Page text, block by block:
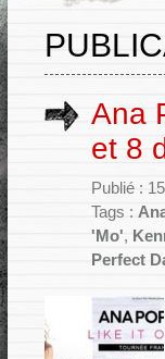
Ana
et 8
Publié :
Tags :
'Mo',
Perfect